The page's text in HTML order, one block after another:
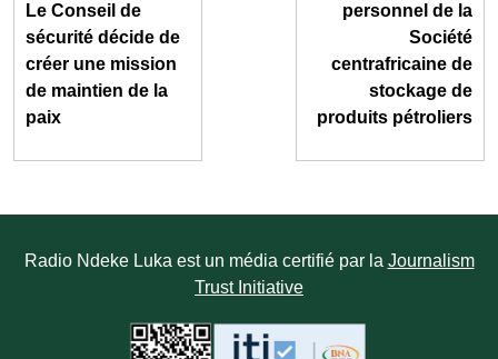
Le Conseil de
sécurité décide de
créer une mission
de maintien de la
paix
personnel de la
Société
centrafricaine de
stockage de
produits pétroliers
Radio Ndeke Luka est un média certifié par la Journalism
Trust Initiative